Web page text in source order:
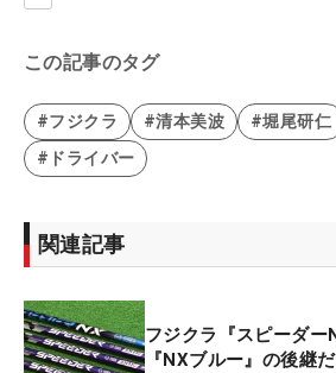
この記事のタグ
#フジクラ #清本美波 #堀尾研仁
#ドライバー
関連記事
フジクラ『スピーダー
『NXブルー』の後継